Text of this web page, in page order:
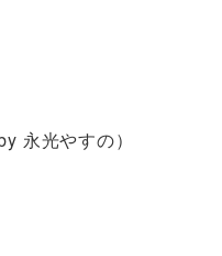
永光やすの）